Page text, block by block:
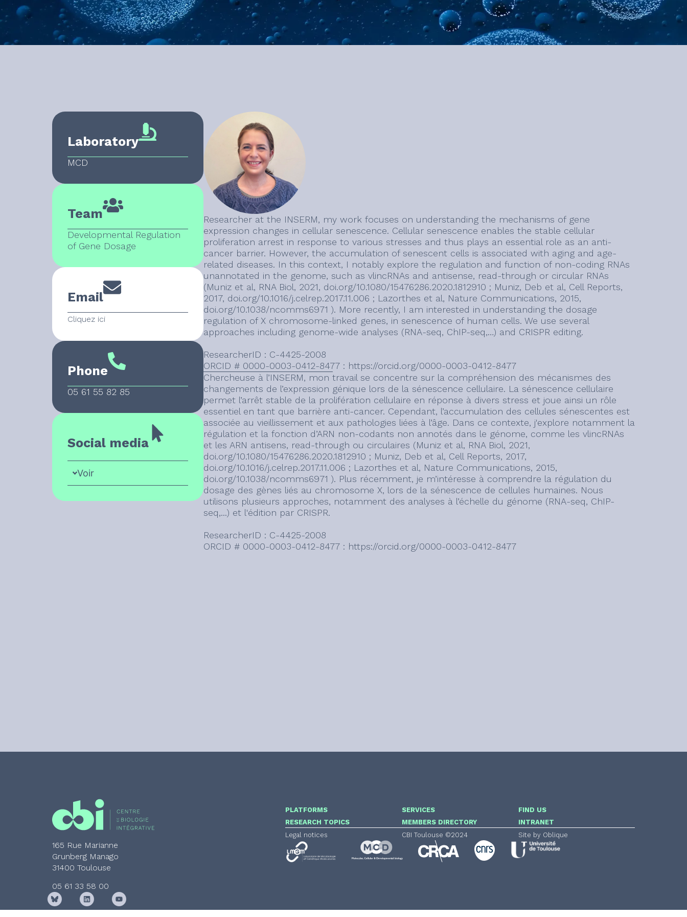
Laboratory
MCD
Team
Developmental Regulation
of Gene Dosage
Email
Cliquez ici
Phone
05 61 55 82 85
Social media
Voir
Researcher at the INSERM, my work focuses on understanding the mechanisms of gene
expression changes in cellular senescence. Cellular senescence enables the stable cellular
proliferation arrest in response to various stresses and thus plays an essential role as an anti-
cancer barrier. However, the accumulation of senescent cells is associated with aging and age-
related diseases. In this context, I notably explore the regulation and function of non-coding RNAs
unannotated in the genome, such as vlincRNAs and antisense, read-through or circular RNAs
(Muniz et al, RNA Biol, 2021, doi.org/10.1080/15476286.2020.1812910 ; Muniz, Deb et al, Cell Reports,
2017, doi.org/10.1016/j.celrep.2017.11.006 ; Lazorthes et al, Nature Communications, 2015,
doi.org/10.1038/ncomms6971 ). More recently, I am interested in understanding the dosage
regulation of X chromosome-linked genes, in senescence of human cells. We use several
approaches including genome-wide analyses (RNA-seq, ChIP-seq,…) and CRISPR editing.
ResearcherID : C-4425-2008
ORCID # 0000-0003-0412-8477 : https://orcid.org/0000-0003-0412-8477
Chercheuse à l’INSERM, mon travail se concentre sur la compréhension des mécanismes des
changements de l’expression génique lors de la sénescence cellulaire. La sénescence cellulaire
permet l’arrêt stable de la prolifération cellulaire en réponse à divers stress et joue ainsi un rôle
essentiel en tant que barrière anti-cancer. Cependant, l’accumulation des cellules sénescentes est
associée au vieillissement et aux pathologies liées à l’âge. Dans ce contexte, j'explore notamment la
régulation et la fonction d’ARN non-codants non annotés dans le génome, comme les vlincRNAs
et les ARN antisens, read-through ou circulaires (Muniz et al, RNA Biol, 2021,
doi.org/10.1080/15476286.2020.1812910 ; Muniz, Deb et al, Cell Reports, 2017,
doi.org/10.1016/j.celrep.2017.11.006 ; Lazorthes et al, Nature Communications, 2015,
doi.org/10.1038/ncomms6971 ). Plus récemment, je m’intéresse à comprendre la régulation du
dosage des gènes liés au chromosome X, lors de la sénescence de cellules humaines. Nous
utilisons plusieurs approches, notamment des analyses à l’échelle du génome (RNA-seq, ChIP-
seq,...) et l'édition par CRISPR.
ResearcherID : C-4425-2008
ORCID # 0000-0003-0412-8477 : https://orcid.org/0000-0003-0412-8477
165 Rue Marianne
Grunberg Manago
31400 Toulouse
05 61 33 58 00
PLATFORMS
RESEARCH TOPICS
Legal notices
SERVICES
MEMBERS DIRECTORY
CBI Toulouse ©2024
FIND US
INTRANET
Site by Oblique